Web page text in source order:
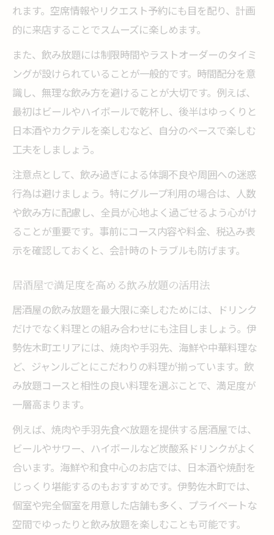
れます。空席情報やリクエスト予約にも目を配り、計画
的に来店することでスムーズに楽しめます。
また、飲み放題には制限時間やラストオーダーのタイミ
ングが設けられていることが一般的です。時間配分を意
識し、無理な飲み方を避けることが大切です。例えば、
最初はビールやハイボールで乾杯し、後半はゆっくりと
日本酒やカクテルを楽しむなど、自分のペースで楽しむ
工夫をしましょう。
注意点として、飲み過ぎによる体調不良や周囲への迷惑
行為は避けましょう。特にグループ利用の場合は、人数
や飲み方に配慮し、全員が心地よく過ごせるよう心がけ
ることが重要です。事前にコース内容や料金、税込み表
示を確認しておくと、会計時のトラブルも防げます。
居酒屋で満足度を高める飲み放題の活用法
居酒屋の飲み放題を最大限に楽しむためには、ドリンク
だけでなく料理との組み合わせにも注目しましょう。伊
勢佐木町エリアには、焼肉や手羽先、海鮮や中華料理な
ど、ジャンルごとにこだわりの料理が揃っています。飲
み放題コースと相性の良い料理を選ぶことで、満足度が
一層高まります。
例えば、焼肉や手羽先食べ放題を提供する居酒屋では、
ビールやサワー、ハイボールなど炭酸系ドリンクがよく
合います。海鮮や和食中心のお店では、日本酒や焼酎を
じっくり堪能するのもおすすめです。伊勢佐木町では、
個室や完全個室を用意した店舗も多く、プライベートな
空間でゆったりと飲み放題を楽しむことも可能です。